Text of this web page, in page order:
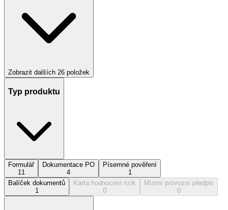
Zobrazit dalších 26 položek
Typ produktu
Formulář
11
Dokumentace PO
4
Písemné pověření
1
Balíček dokumentů
1
Karta hodnocení rizik
0
Místní provozní předpis
0